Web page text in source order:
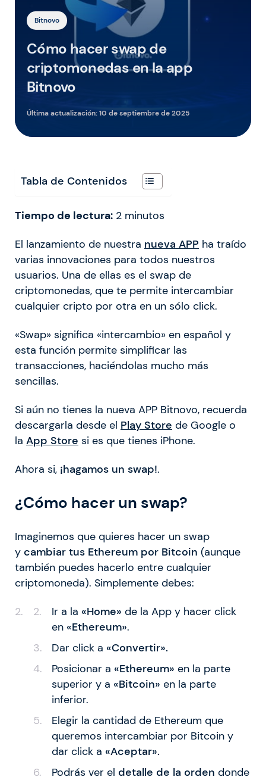
Bitnovo
Cómo hacer swap de
criptomonedas en la app
Bitnovo
Última actualización:10 de septiembre de 2025
Tabla de Contenidos
Tiempo de lectura: 2 minutos
El lanzamiento de nuestra nueva APP ha traído
varias innovaciones para todos nuestros
usuarios. Una de ellas es el swap de
criptomonedas, que te permite intercambiar
cualquier cripto por otra en un sólo click.
«Swap» significa «intercambio» en español y
esta función permite simplificar las
transacciones, haciéndolas mucho más
sencillas.
Si aún no tienes la nueva APP Bitnovo, recuerda
descargarla desde el Play Store de Google o
la App Store si es que tienes iPhone.
Ahora si, ¡hagamos un swap!.
¿Cómo hacer un swap?
Imaginemos que quieres hacer un swap
y cambiar tus Ethereum por Bitcoin (aunque
también puedes hacerlo entre cualquier
criptomoneda). Simplemente debes:
Ir a la «Home» de la App y hacer click
en «Ethereum».
Dar click a «Convertir».
Posicionar a «Ethereum» en la parte
superior y a «Bitcoin» en la parte
inferior.
Elegir la cantidad de Ethereum que
queremos intercambiar por Bitcoin y
dar click a «Aceptar».
Podrás ver el detalle de la orden donde